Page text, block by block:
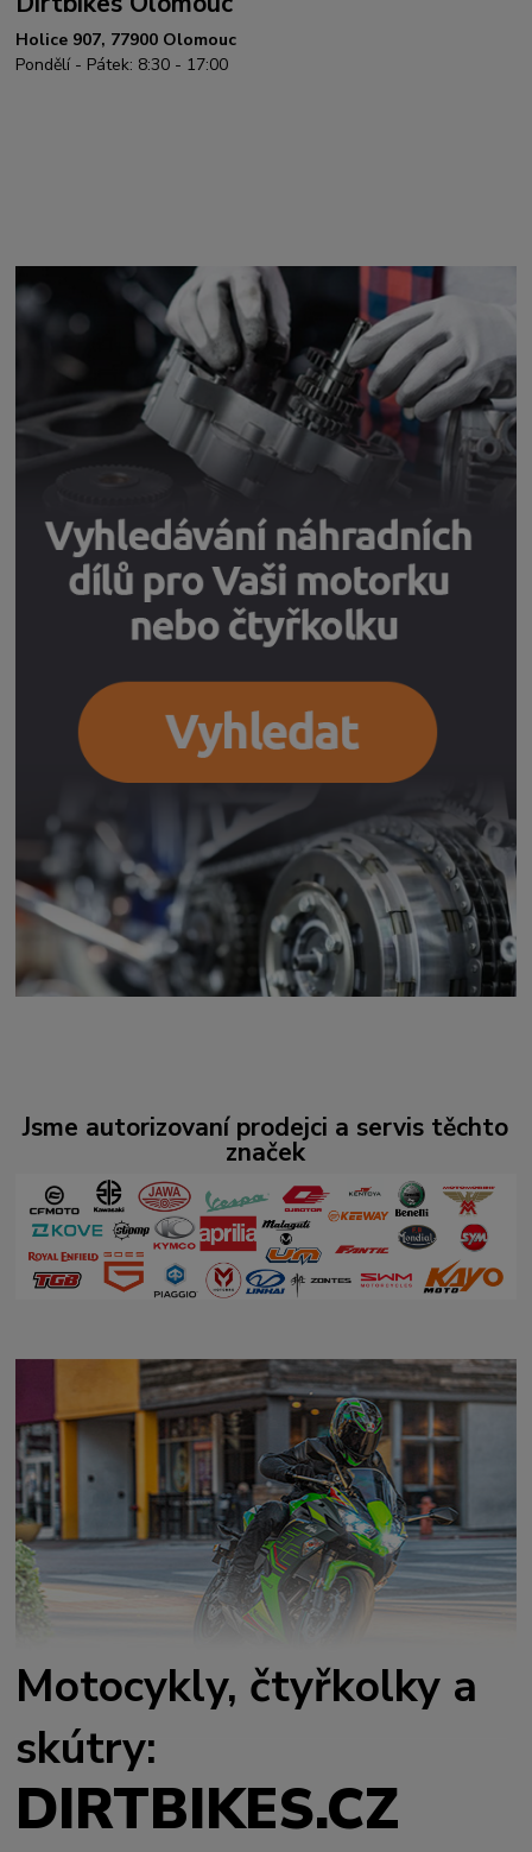
Holice 907, 77900 Olomouc
Pondělí - Pátek: 8:30 - 17:00
Jsme autorizovaní prodejci a servis těchto
značek
Motocykly, čtyřkolky a
skútry:
DIRTBIKES.CZ